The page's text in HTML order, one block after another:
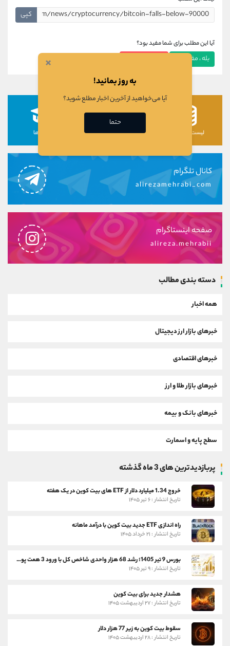
کپی
آیا این مطلب برای شما مفید بود؟
بله ، مفید بود
لیست رمزارزها لیست سهام ها دوره ها
کانال تلگرام
alirezamehrabi_com
صفحه اینستاگرام
alireza.mehrabii
دسته بندی مطالب
همه اخبار
خبرهای بازار ارز دیجیتال
خبرهای اقتصادی
خبرهای بازار طلا و ارز
خبرهای بانک و بیمه
سطح پایه و اسمارت
پربازدیدترین های 3 ماه گذشته
خروج 1.34 میلیارد دلار از ETF های بیت کوین در یک هفته
تاریخ انتشار : ۶ تیر ۱۴۰۵
راه اندازی ETF جدید بیت کوین با درآمد ماهانه
تاریخ انتشار : ۲۱ خرداد ۱۴۰۵
بورس 9 تیر 1405؛ رشد 68 هزار واحدی شاخص کل با ورود 3 همت پول حقیقی
تاریخ انتشار : ۹ تیر ۱۴۰۵
هشدار جدید برای بیت کوین
تاریخ انتشار : ۲۷ اردیبهشت ۱۴۰۵
سقوط بیت کوین به زیر 77 هزار دلار
تاریخ انتشار : ۲۸ اردیبهشت ۱۴۰۵
×
به روز بمانید!
آیا می‌خواهید از آخرین اخبار مطلع شوید؟
حتما